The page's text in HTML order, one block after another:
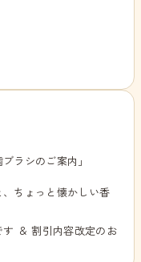
ラシのご案内」
ちょっと懐かしい香
す ＆ 割引内容改定のお